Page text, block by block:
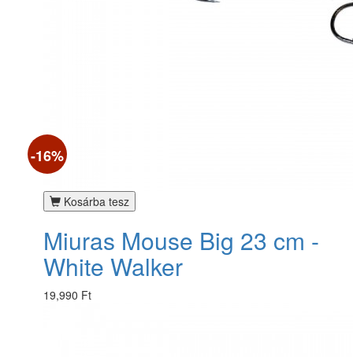
Kosárba tesz
Miuras Mouse Big 23 cm -
White Walker
19,990 Ft
-16%